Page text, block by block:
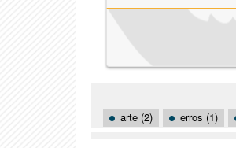
arte (2) erros (1)